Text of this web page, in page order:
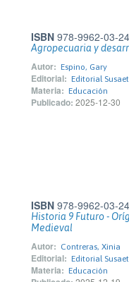
ISBN 978-9962-03-
Agropecuaria y
Autor: Espino, Gary
Editorial: Editorial
Materia: Educación
Publicado: 2025-12-30
ISBN 978-9962-03-
Historia 9 Futuro -
Medieval
Autor: Contreras, Xinia
Editorial: Editorial
Materia: Educación